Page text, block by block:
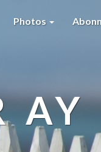
Photos
AY